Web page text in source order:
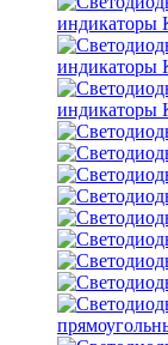
индикаторы